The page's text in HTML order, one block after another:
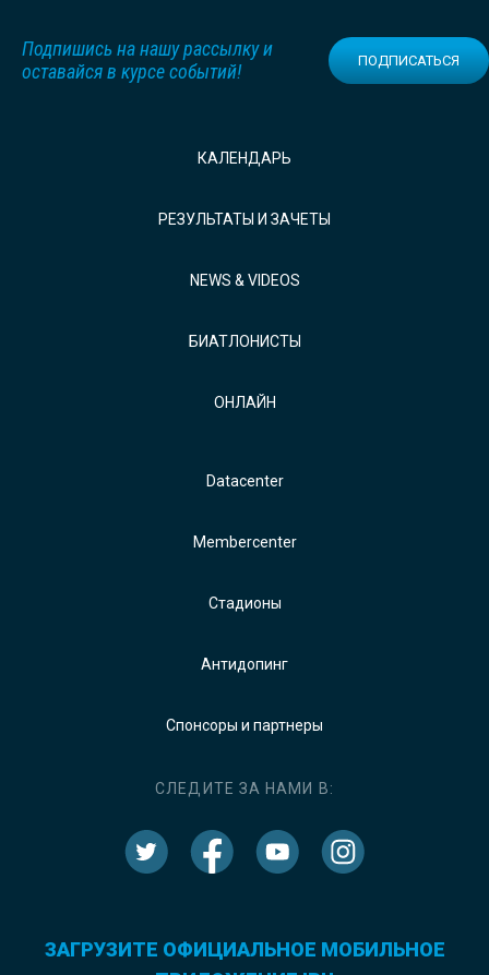
Подпишись на нашу рассылку и
оставайся в курсе событий!
ПОДПИСАТЬСЯ
КАЛЕНДАРЬ
РЕЗУЛЬТАТЫ И ЗАЧЕТЫ
NEWS & VIDEOS
БИАТЛОНИСТЫ
ОНЛАЙН
Datacenter
Membercenter
Стадионы
Антидопинг
Спонсоры и партнеры
СЛЕДИТЕ ЗА НАМИ В:
ЗАГРУЗИТЕ ОФИЦИАЛЬНОЕ МОБИЛЬНОЕ